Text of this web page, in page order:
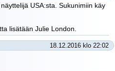
USA:sta. Sukunimiin käy
lisätään Julie London.
18.12.2016 klo 22:02